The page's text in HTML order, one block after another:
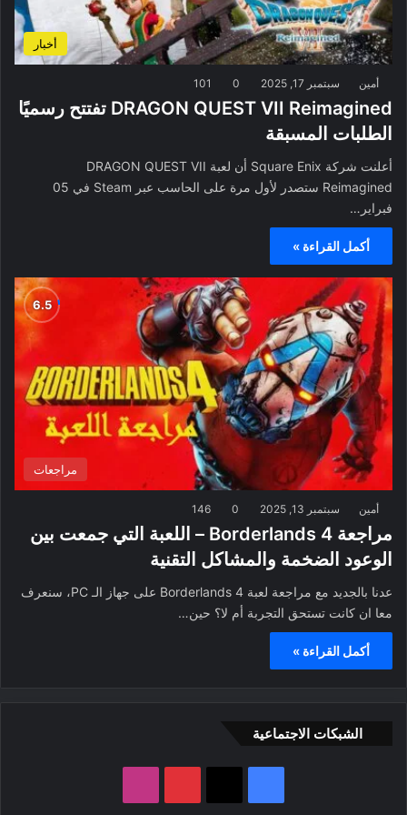
أخبار
أمين سبتمبر 17, 2025 0
101
DRAGON QUEST VII Reimagined تفتتح رسميًا
الطلبات المسبقة
أعلنت شركة Square Enix أن لعبة DRAGON QUEST VII
Reimagined ستصدر لأول مرة على الحاسب عبر Steam في 05
فبراير…
أكمل القراءة »
مراجعات
أمين سبتمبر 13, 2025 0
146
مراجعة Borderlands 4 – اللعبة التي جمعت بين
الوعود الضخمة والمشاكل التقنية
عدنا بالجديد مع مراجعة لعبة Borderlands 4 على جهاز الـ PC، سنعرف
معا ان كانت تستحق التجربة أم لا؟ حين…
أكمل القراءة »
الشبكات الاجتماعية